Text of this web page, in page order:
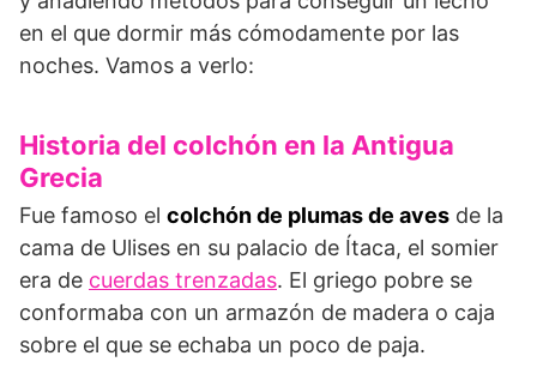
en el que dormir más cómodamente por las
noches. Vamos a verlo:
Historia del colchón en la Antigua
Grecia
Fue famoso el colchón de plumas de aves de la
cama de Ulises en su palacio de Ítaca, el somier
era de cuerdas trenzadas. El griego pobre se
conformaba con un armazón de madera o caja
sobre el que se echaba un poco de paja.